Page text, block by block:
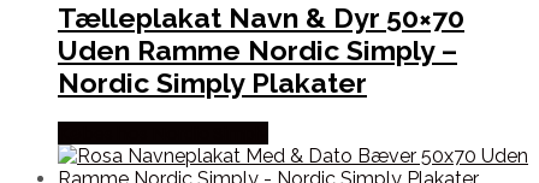
Tælleplakat Navn & Dyr 50×70
Uden Ramme Nordic Simply –
Nordic Simply Plakater